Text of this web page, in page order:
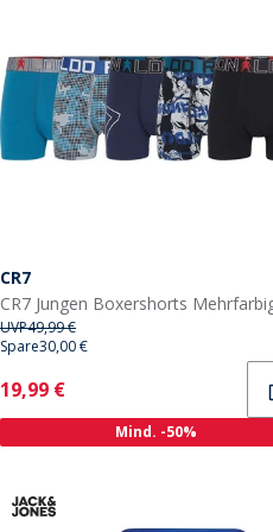
CR7
CR7 Jungen Boxershorts
UVP49,99 €
Spare30,00 €
Current
19,99 €
Mind. -50%